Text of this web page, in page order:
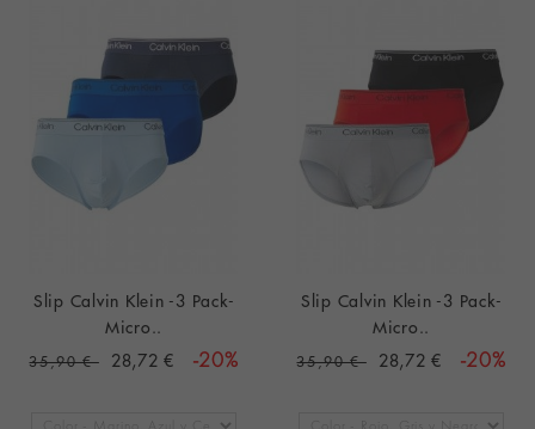
Slip Calvin Klein -3 Pack-
Micro..
35,90 € 28,72 € -20%
Slip Calvin Klein -3 Pack-
Micro..
35,90 € 28,72 € -20%